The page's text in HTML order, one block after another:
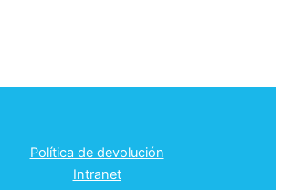
Política de devolución
Intranet